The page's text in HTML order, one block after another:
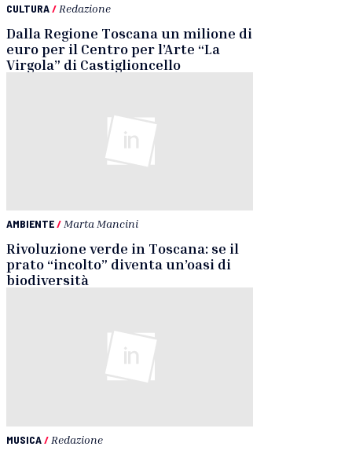
CULTURA/ Redazione
Dalla Regione Toscana un milione di
euro per il Centro per l’Arte “La
Virgola” di Castiglioncello
AMBIENTE/ Marta Mancini
Rivoluzione verde in Toscana: se il
prato “incolto” diventa un’oasi di
biodiversità
MUSICA/ Redazione